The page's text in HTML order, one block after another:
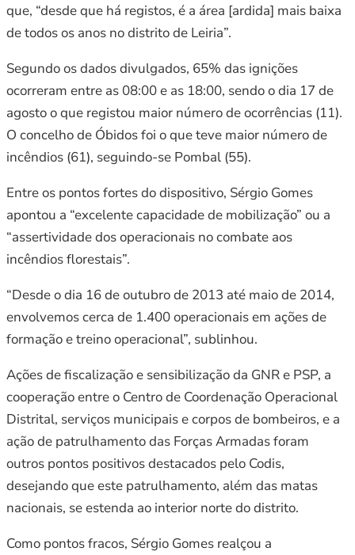
que, “desde que há registos, é a área [ardida] mais baixa
de todos os anos no distrito de Leiria”.
Segundo os dados divulgados, 65% das ignições
ocorreram entre as 08:00 e as 18:00, sendo o dia 17 de
agosto o que registou maior número de ocorrências (11).
O concelho de Óbidos foi o que teve maior número de
incêndios (61), seguindo-se Pombal (55).
Entre os pontos fortes do dispositivo, Sérgio Gomes
apontou a “excelente capacidade de mobilização” ou a
“assertividade dos operacionais no combate aos
incêndios florestais”.
“Desde o dia 16 de outubro de 2013 até maio de 2014,
envolvemos cerca de 1.400 operacionais em ações de
formação e treino operacional”, sublinhou.
Ações de fiscalização e sensibilização da GNR e PSP, a
cooperação entre o Centro de Coordenação Operacional
Distrital, serviços municipais e corpos de bombeiros, e a
ação de patrulhamento das Forças Armadas foram
outros pontos positivos destacados pelo Codis,
desejando que este patrulhamento, além das matas
nacionais, se estenda ao interior norte do distrito.
Como pontos fracos, Sérgio Gomes realçou a